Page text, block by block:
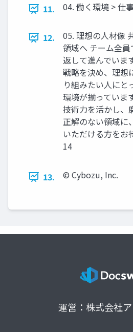
11. 04. 働く環境 > 仕
12.
05. 理想の人材像
領域へ チーム全
返して進んでいま
戦略を決め、理想
り組みたい人にと
環境が揃っていま
技術力を活かし、
正解のない領域に
いただける方をお
14
13. ©️ Cybozu, Inc.
運営：株式会社